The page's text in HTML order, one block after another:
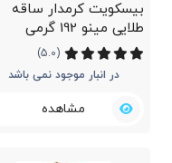
بیسکویت کرمدار ساقه
طلایی مینو 192 گرمی
(5.0)
در انبار موجود نمی باشد
مشاهده